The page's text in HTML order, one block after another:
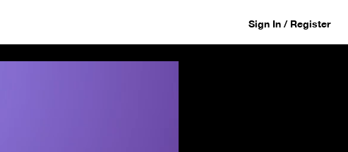
Sign In / Register